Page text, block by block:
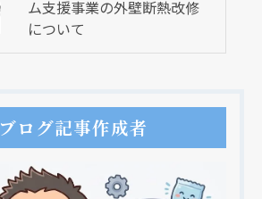
ム支援事業の外壁断熱改修
について
ブログ記事作成者